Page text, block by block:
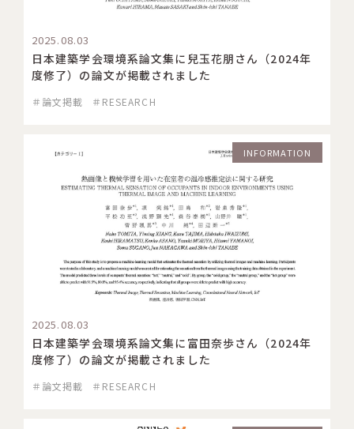
2025.08.03
日本建築学会環境系論文集に兒玉花朋さん（2024年
度修了）の論文が掲載されました
＃論文掲載 ＃RESEARCH
INFORMATION
2025.08.03
日本建築学会環境系論文集に富田奈歩さん（2024年
度修了）の論文が掲載されました
＃論文掲載 ＃RESEARCH